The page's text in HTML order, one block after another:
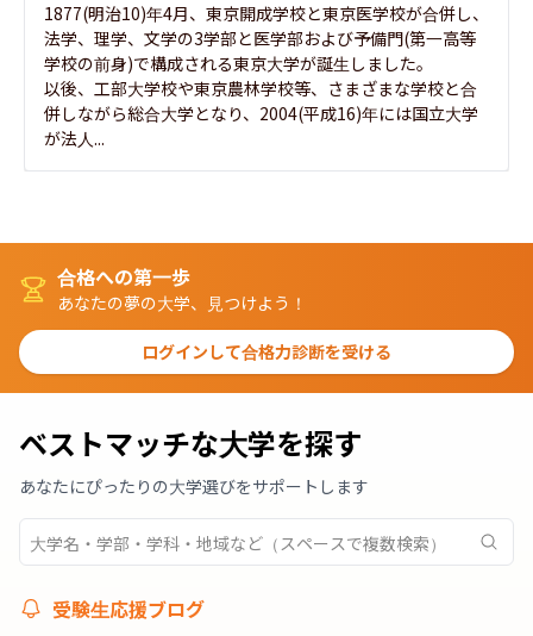
1877(明治10)年4月、東京開成学校と東京医学校が合併し、
法学、理学、文学の3学部と医学部および予備門(第一高等
学校の前身)で構成される東京大学が誕生しました。
以後、工部大学校や東京農林学校等、さまざまな学校と合
併しながら総合大学となり、2004(平成16)年には国立大学
が法人...
合格への第一歩
あなたの夢の大学、見つけよう！
ログインして合格力診断を受ける
ベストマッチな大学を探す
あなたにぴったりの大学選びをサポートします
受験生応援ブログ